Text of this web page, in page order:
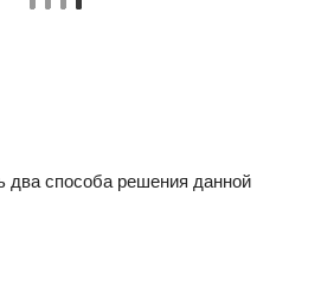
два способа решения данной